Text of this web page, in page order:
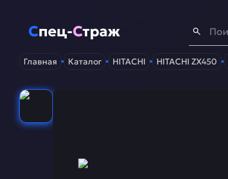
Спец-Страж - Запчасти для спецтехники
Главная Каталог HITACHI HITACHI ZX450